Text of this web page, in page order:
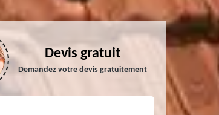
Devis gratuit
Demandez votre devis gratuitement